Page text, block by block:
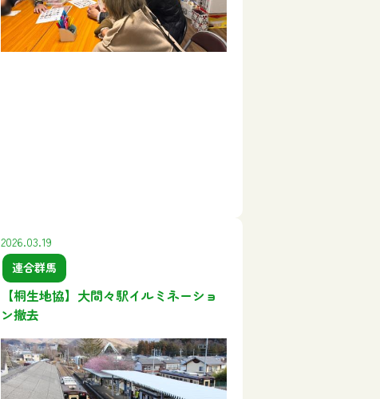
2026.03.19
連合群馬
【桐生地協】大間々駅イルミネーショ
ン撤去